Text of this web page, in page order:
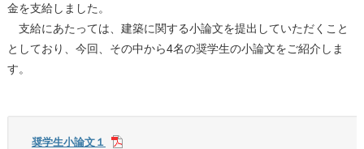
金を支給しました。
支給にあたっては、建築に関する小論文を提出していただくこと
としており、今回、その中から4名の奨学生の小論文をご紹介しま
す。
奨学生小論文１